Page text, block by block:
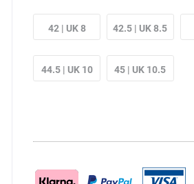
42 | UK 8 42.5 | UK 8.5
44.5 | UK 10 45 | UK 10.5